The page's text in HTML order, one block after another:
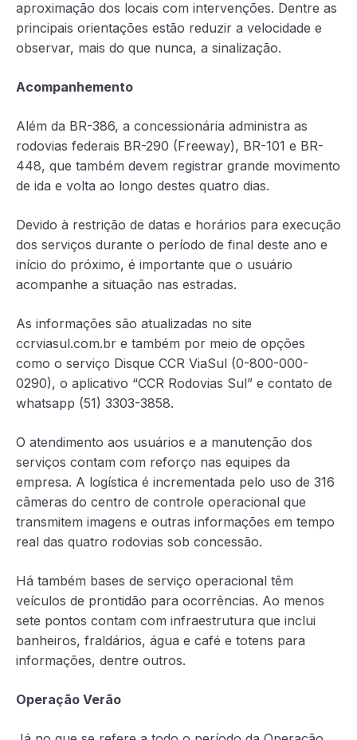
aproximação dos locais com intervenções. Dentre as
principais orientações estão reduzir a velocidade e
observar, mais do que nunca, a sinalização.
Acompanhemento
Além da BR-386, a concessionária administra as
rodovias federais BR-290 (Freeway), BR-101 e BR-
448, que também devem registrar grande movimento
de ida e volta ao longo destes quatro dias.
Devido à restrição de datas e horários para execução
dos serviços durante o período de final deste ano e
início do próximo, é importante que o usuário
acompanhe a situação nas estradas.
As informações são atualizadas no site
ccrviasul.com.br e também por meio de opções
como o serviço Disque CCR ViaSul (0-800-000-
0290), o aplicativo “CCR Rodovias Sul” e contato de
whatsapp (51) 3303-3858.
O atendimento aos usuários e a manutenção dos
serviços contam com reforço nas equipes da
empresa. A logística é incrementada pelo uso de 316
câmeras do centro de controle operacional que
transmitem imagens e outras informações em tempo
real das quatro rodovias sob concessão.
Há também bases de serviço operacional têm
veículos de prontidão para ocorrências. Ao menos
sete pontos contam com infraestrutura que inclui
banheiros, fraldários, água e café e totens para
informações, dentre outros.
Operação Verão